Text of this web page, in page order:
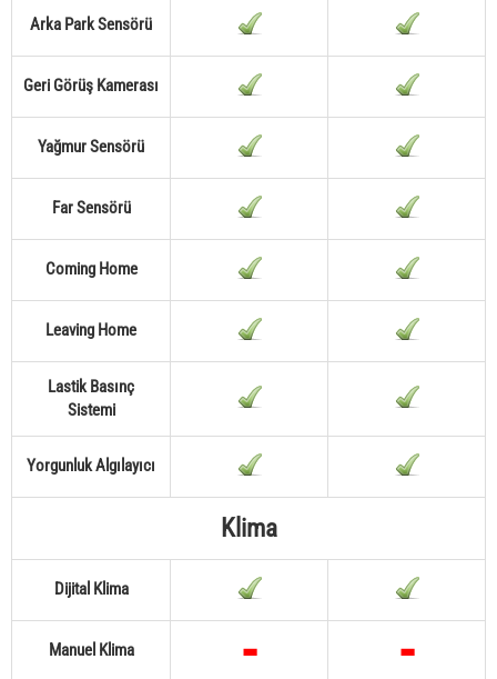
Arka Park Sensörü
Geri Görüş Kamerası
Yağmur Sensörü
Far Sensörü
Coming Home
Leaving Home
Lastik Basınç
Sistemi
Yorgunluk Algılayıcı
Klima
Dijital Klima
Manuel Klima